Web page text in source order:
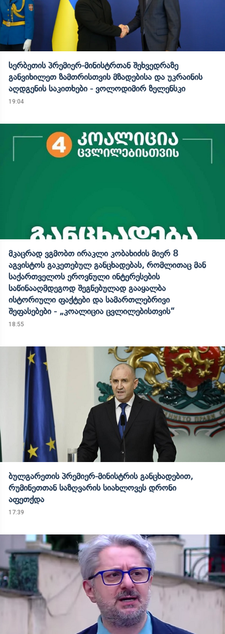
სერბეთის პრემიერ-მინისტრთან შეხვედრაზე
განვიხილეთ ზამთრისთვის მზადებისა და უკრაინის
აღდგენის საკითხები - ვოლოდიმირ ზელენსკი
19:04
მკაცრად ვგმობთ ირაკლი კობახიძის მიერ 8
აგვისტოს გაკეთებულ განცხადებას, რომლითაც მან
საქართველოს ეროვნული ინტერესების
საწინააღმდეგოდ შეგნებულად გააყალბა
ისტორიული ფაქტები და სამართლებრივი
შეფასებები - „კოალიცია ცვლილებისთვის“
18:55
ბულგარეთის პრემიერ-მინისტრის განცხადებით,
რუმინეთთან საზღვარის სიახლოვეს დრონი
აფეთქდა
17:39